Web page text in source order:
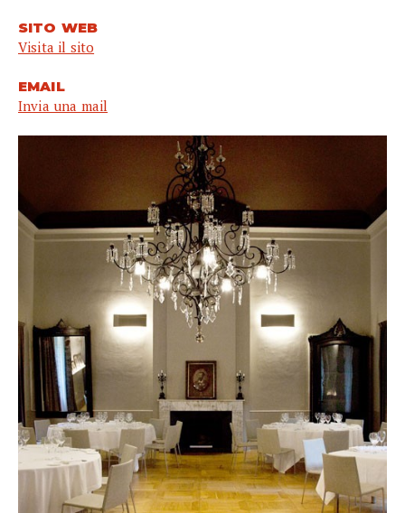
SITO WEB
Visita il sito
EMAIL
Invia una mail